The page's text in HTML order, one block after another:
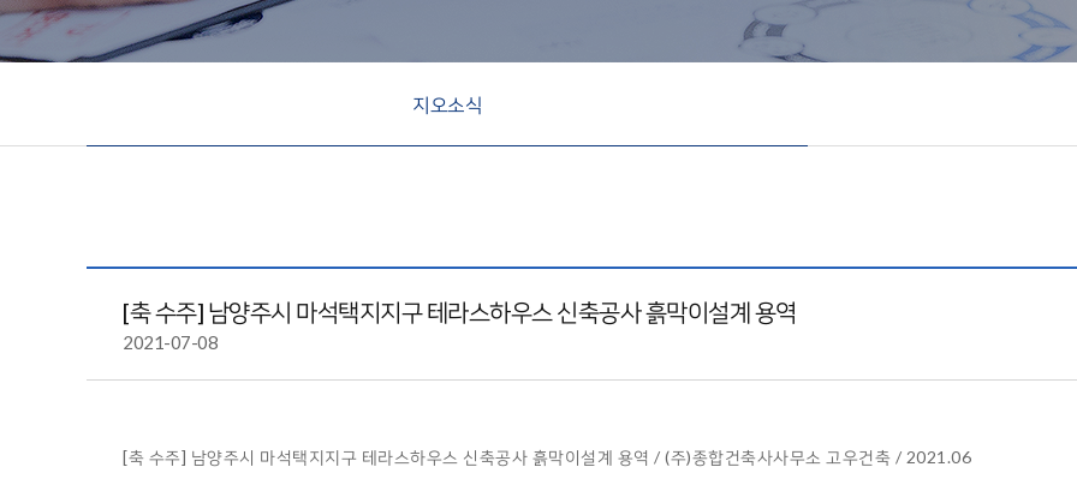
지오소식
[축 수주] 남양주시 마석택지지구 테라스하우스 신축공사 흙막이설계 용역
2021-07-08
[축 수주] 남양주시 마석택지지구 테라스하우스 신축공사 흙막이설계 용역 / (주)종합건축사사무소 고우건축 / 2021.06